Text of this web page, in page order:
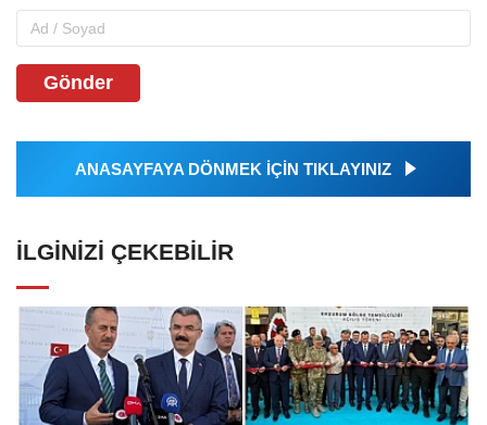
Gönder
ANASAYFAYA DÖNMEK İÇİN TIKLAYINIZ
İLGINIZI ÇEKEBILIR